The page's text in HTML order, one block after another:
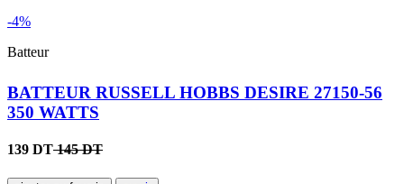
-4%
Batteur
BATTEUR RUSSELL HOBBS DESIRE 27150-56
350 WATTS
139 DT145 DT